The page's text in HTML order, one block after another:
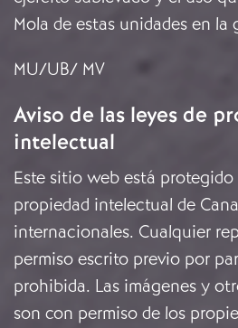
Mola de estas unidades en la
MU/UB/ MV
Aviso de las leyes de
intelectual
Este sitio web está protegido
propiedad intelectual de
internacionales. Cualquier
permiso escrito previo por
prohibida. Las imágenes y
son con permiso de los